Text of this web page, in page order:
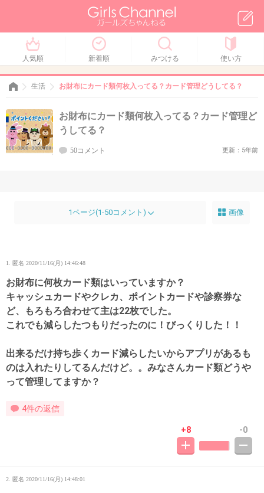
人気順 新着順 みつける 使い方
生活 お財布にカード類何枚入ってる？カード管理どうしてる？
お財布にカード類何枚入ってる？カード管理ど
うしてる？
50コメント 更新：5年前
1ページ(1-50コメント) 画像
1. 匿名 2020/11/16(月) 14:46:48
お財布に何枚カード類はいっていますか？
キャッシュカードやクレカ、ポイントカードや診察券な
ど、もろもろ合わせて主は22枚でした。
これでも減らしたつもりだったのに！びっくりした！！
出来るだけ持ち歩くカード減らしたいからアプリがあるも
のは入れたりしてるんだけど。。みなさんカード類どうや
って管理してますか？
4件の返信
+8 -0
2. 匿名 2020/11/16(月) 14:48:01